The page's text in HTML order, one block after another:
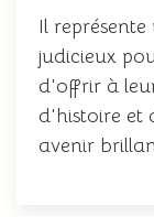
Il
judicieux
d'offrir à
d'histoire et
avenir